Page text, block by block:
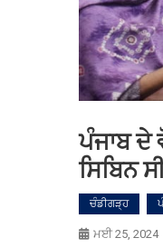
ਪੰਜਾਬ ਦੇ
ਸਿਬਿਨ
ਚੰਡੀਗੜ੍ਹ
ਮਈ 25, 2024